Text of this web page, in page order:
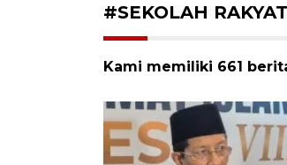
#SEKOLAH RAKYAT
Kami memiliki 661